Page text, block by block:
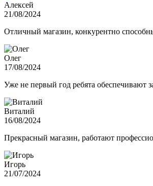
Алексей
21/08/2024
Отличный магазин, конкурентно
Олег
17/08/2024
Уже не первый год ребята обеспечивают
Виталий
16/08/2024
Прекрасный магазин, работают
Игорь
21/07/2024